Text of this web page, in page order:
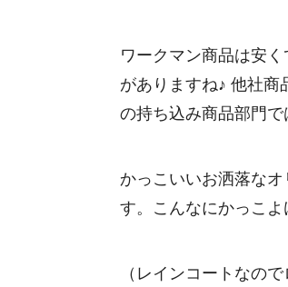
ワークマン商品は安
がありますね♪ 他社商
の持ち込み商品部門で
かっこいいお洒落な
す。こんなにかっこ
（レインコートなの